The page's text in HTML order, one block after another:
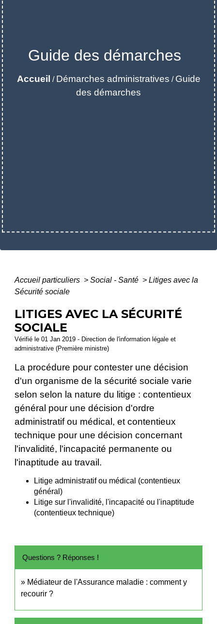
Guide des démarches
Accueil / Démarches administratives / Guide
des démarches
Accueil particuliers > Social - Santé > Litiges avec la
Sécurité sociale
LITIGES AVEC LA SÉCURITÉ
SOCIALE
Vérifié le 01 Jan 2019 - Direction de l'information légale et
administrative (Première ministre)
La procédure pour contester une décision
d'un organisme de la sécurité sociale varie
selon selon la nature du litige : contentieux
général pour une décision d'ordre
administratif ou médical, et contentieux
technique pour une décision concernant
l'invalidité, l'incapacité permanente ou
l'inaptitude au travail.
Litige administratif ou médical (contentieux
général)
Litige sur l'invalidité, l'incapacité ou l'inaptitude
(contentieux technique)
Questions ? Réponses !
Médiateur de l'Assurance maladie : comment y
recourir ?